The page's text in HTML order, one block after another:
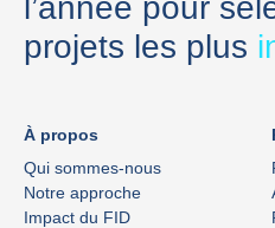
l’année pour
projets les plus
À propos
Qui sommes-nous
Notre approche
Impact du FID